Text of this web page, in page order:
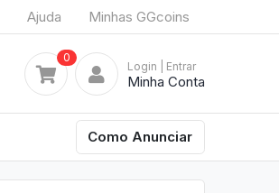
Ajuda Minhas GGcoins
0
Login | Entrar
Minha Conta
Como Anunciar